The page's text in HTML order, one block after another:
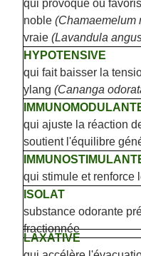
qui provoque ou
noble (Chamaemelum
vraie (Lavandula
HYPOTENSIVE
qui fait baisser la
ylang (Cananga
qui ajuste la réaction
soutient l'équilibre
qui stimule et renforce
ISOLAT
substance odorante
fractionnée
LAXATIVE